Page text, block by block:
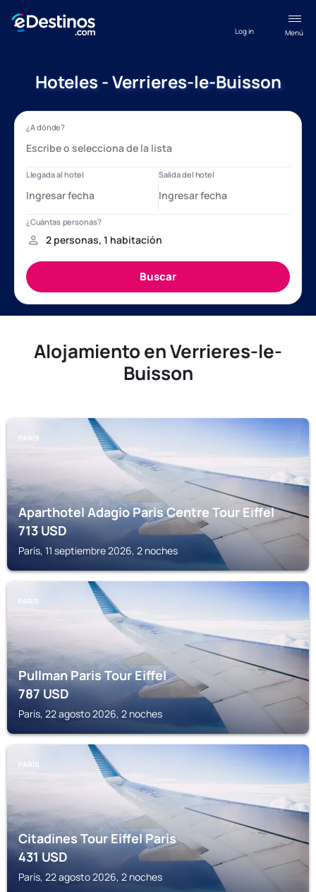
Menú
Log in
Hoteles - Verrieres-le-Buisson
Alojamiento en Verrieres-le-
Buisson
PARÍS
Aparthotel Adagio Paris Centre Tour Eiffel
713USD
París, 11 septiembre 2026, 2 noches
PARÍS
Pullman Paris Tour Eiffel
787USD
París, 22 agosto 2026, 2 noches
PARÍS
Citadines Tour Eiffel Paris
431USD
París, 22 agosto 2026, 2 noches